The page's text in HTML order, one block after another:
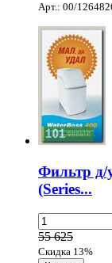
Арт.: 00/
Фильтр д/
(Series...
55 625
Скидка 13%